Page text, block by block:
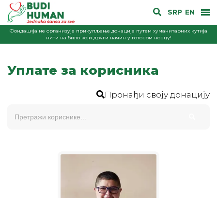
SRP EN
Фондација не организује прикупљање донација путем хуманитарних кутија
нити на било који други начин у готовом новцу!
Уплате за корисника
Пронађи своју донацију